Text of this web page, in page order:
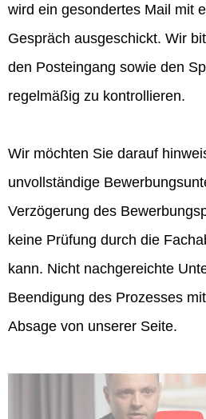
wird ein gesondertes Mail mit
Gespräch ausgeschickt. Wir
den Posteingang sowie den
regelmäßig zu kontrollieren.
Wir möchten Sie darauf
unvollständige
Verzögerung des
keine Prüfung durch die
kann. Nicht nachgereichte
Beendigung des Prozesses
Absage von unserer Seite.